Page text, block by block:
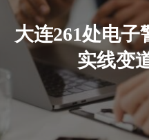
大连261处电子
实线变